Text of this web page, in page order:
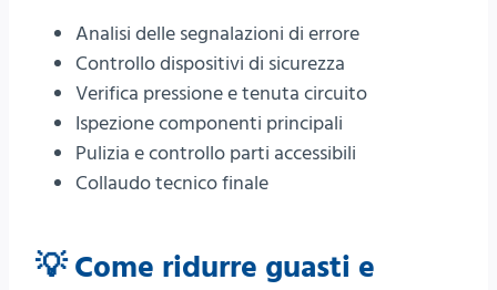
Analisi delle segnalazioni di errore
Controllo dispositivi di sicurezza
Verifica pressione e tenuta circuito
Ispezione componenti principali
Pulizia e controllo parti accessibili
Collaudo tecnico finale
💡 Come ridurre guasti e